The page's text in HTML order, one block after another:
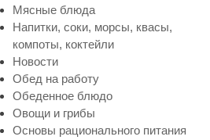
Мясные блюда
Напитки, соки, морсы, квасы,
компоты, коктейли
Новости
Обед на работу
Обеденное блюдо
Овощи и грибы
Основы рационального питания